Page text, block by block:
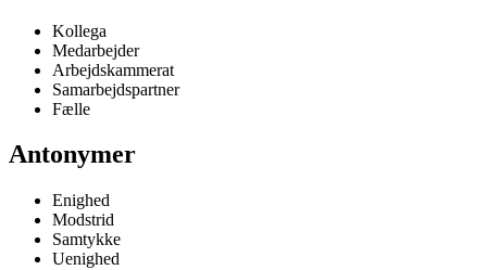
Kollega
Medarbejder
Arbejdskammerat
Samarbejdspartner
Fælle
Antonymer
Enighed
Modstrid
Samtykke
Uenighed